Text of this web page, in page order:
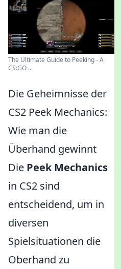
The Ultimate Guide to Peeking - A
CS:GO ...
Die Geheimnisse der
CS2 Peek Mechanics:
Wie man die
Überhand gewinnt
Die Peek Mechanics
in CS2 sind
entscheidend, um in
diversen
Spielsituationen die
Oberhand zu